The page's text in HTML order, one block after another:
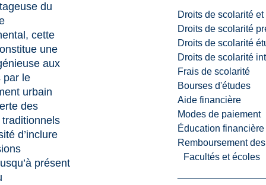
Droits de scolarité
Droits de scolarité
Droits de scolarité
Droits de scolarité
Frais de scolarité
Bourses d'études
Aide financière
Modes de paiement
Éducation financière
Remboursement
Facultés et écoles
du
cette
une
aux
par le
urbain
des
d’inclure
présent